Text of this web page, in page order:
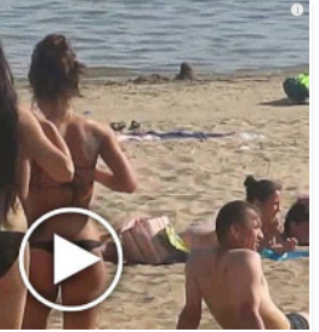
i